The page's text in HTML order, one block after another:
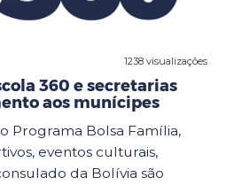
1238 visualizações
360 e secretarias
aos munícipes
Programa Bolsa Família,
eventos culturais,
da Bolívia são